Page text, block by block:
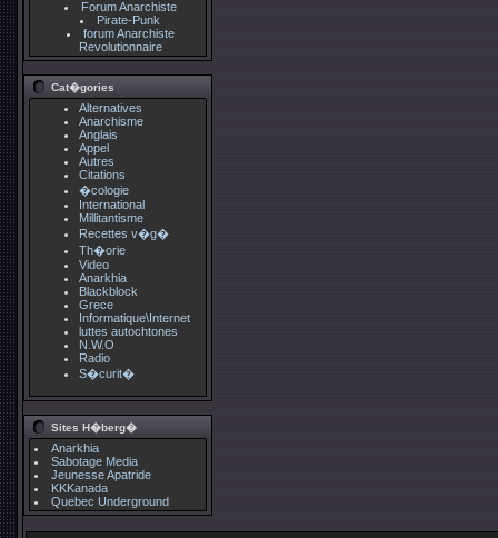
Forum Anarchiste
Pirate-Punk
forum Anarchiste
Revolutionnaire
Cat�gories
Alternatives
Anarchisme
Anglais
Appel
Autres
Citations
�cologie
International
Millitantisme
Recettes v�g�
Th�orie
Video
Anarkhia
Blackblock
Grece
Informatique\Internet
luttes autochtones
N.W.O
Radio
S�curit�
Sites H�berg�
Anarkhia
Sabotage Media
Jeunesse Apatride
KKKanada
Quebec Underground